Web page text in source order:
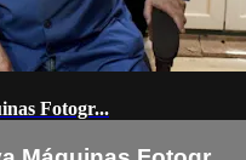
Fotogr...